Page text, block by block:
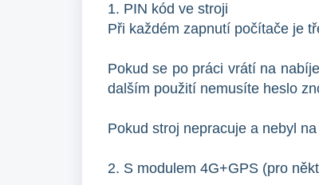
1. PIN kód ve stroji
Při každém zapnutí počítače je
Pokud se po práci vrátí na
dalším použití nemusíte heslo
Pokud stroj nepracuje a nebyl
2. S modulem 4G+GPS (pro